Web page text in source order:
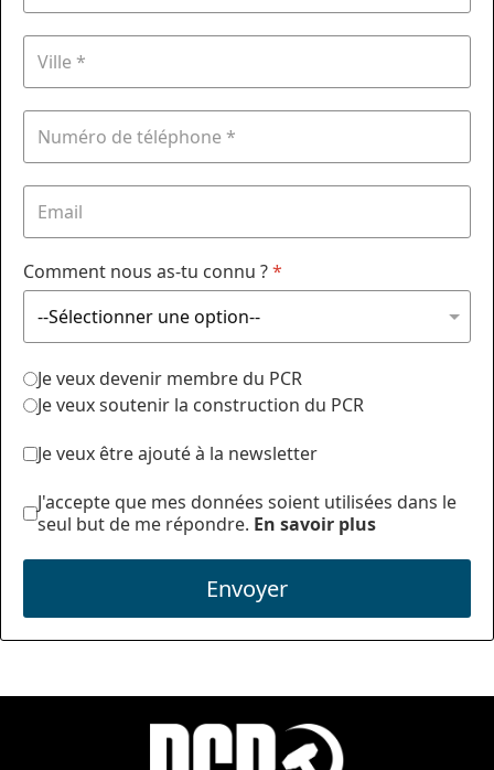
Comment nous as-tu connu ?*
Je veux devenir membre du PCR
Je veux soutenir la construction du PCR
Je veux être ajouté à la newsletter
J'accepte que mes données soient utilisées dans le
seul but de me répondre. En savoir plus
Envoyer